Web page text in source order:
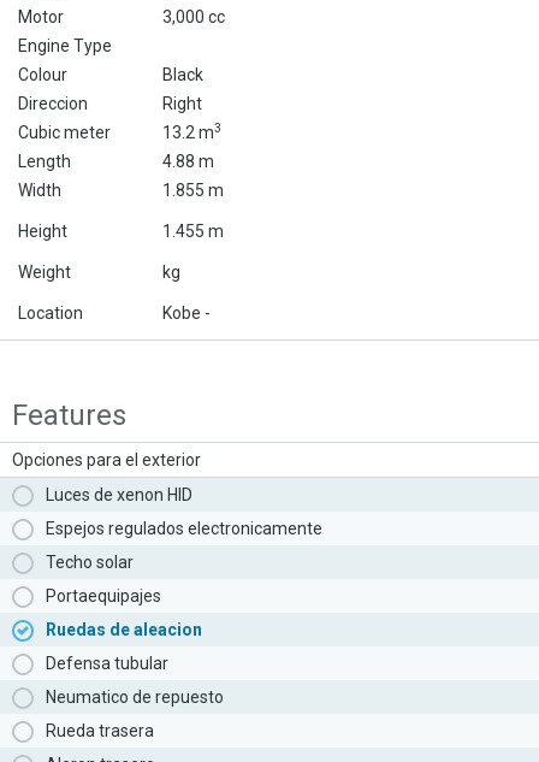
Motor
3,000 cc
Engine Type
Colour
Black
Direccion
Right
Cubic meter
13.2 m3
Length
4.88 m
Width
1.855 m
Height 1.455 m
Weight kg
Location Kobe -
Features
Opciones para el exterior
Luces de xenon HID
Espejos regulados electronicamente
Techo solar
Portaequipajes
Ruedas de aleacion
Defensa tubular
Neumatico de repuesto
Rueda trasera